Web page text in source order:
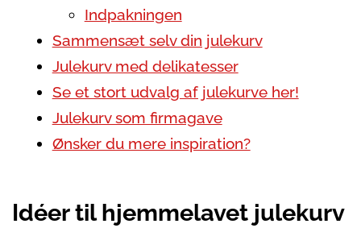
Indpakningen
Sammensæt selv din julekurv
Julekurv med delikatesser
Se et stort udvalg af julekurve her!
Julekurv som firmagave
Ønsker du mere inspiration?
Idéer til hjemmelavet julekurv